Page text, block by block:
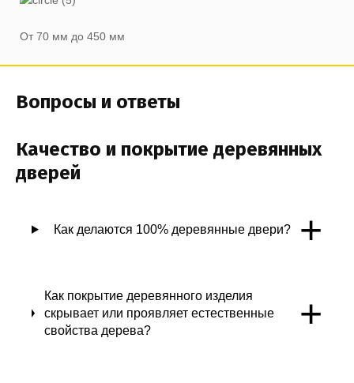
От 70 мм до 450 мм
Вопросы и ответы
Качество и покрытие деревянных
дверей
Как делаются 100% деревянные двери? +
Как покрытие деревянного изделия
скрывает или проявляет естественные
свойства дерева?
+